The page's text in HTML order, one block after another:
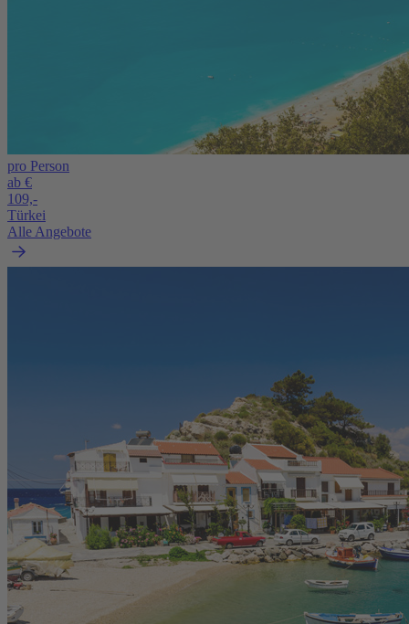
pro Person
ab €
109,-
Türkei
Alle Angebote